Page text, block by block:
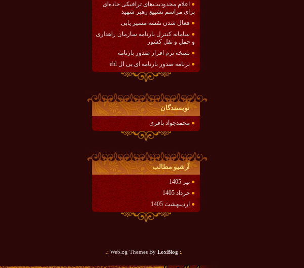
● اعلام محدودیت‌های ترافیکی جاده‌ای
برای مراسم تشییع رهبر شهید
● فعال شدن نقشه مسیر یابی
● سامانه کنترل بارنامه سازمان راهداری
و حمل و نقل کشور
● نسخه نرم افراز صدور بارنامه
● برنامه صدور بارنامه ای بی ال ebl
نويسندگان
● محمدجواد باقری
آرشيو مطالب
● تیر 1405
● خرداد 1405
● اردیبهشت 1405
.:
LoxBlog
:.